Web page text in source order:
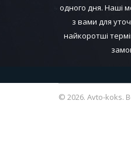
одного дня. Наші
з вами для
найкоротші
© 2026. Avto-koks.